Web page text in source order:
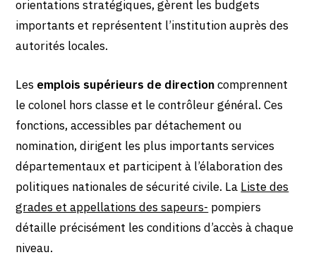
orientations stratégiques, gèrent les budgets
importants et représentent l’institution auprès des
autorités locales.
Les emplois supérieurs de directioncomprennent
le colonel hors classe et le contrôleur général. Ces
fonctions, accessibles par détachement ou
nomination, dirigent les plus importants services
départementaux et participent à l’élaboration des
politiques nationales de sécurité civile. La Liste des
grades et appellations des sapeurs- pompiers
détaille précisément les conditions d’accès à chaque
niveau.